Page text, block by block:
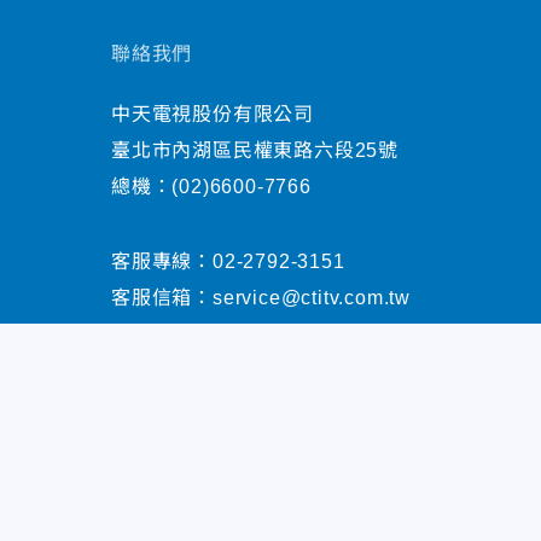
聯絡我們
中天電視股份有限公司
臺北市內湖區民權東路六段25號
總機： (02)6600-7766
客服專線： 02-2792-3151
客服信箱： service@ctitv.com.tw